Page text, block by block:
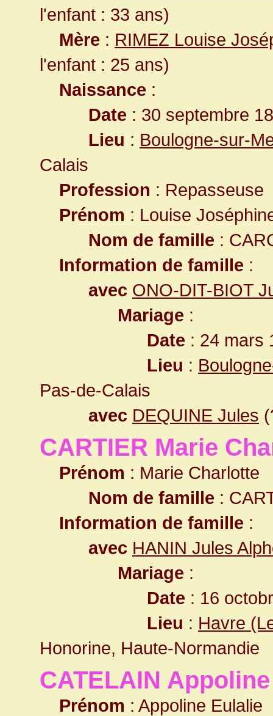
l'enfant : 33 ans)
Mère : RIMEZ Louise
l'enfant : 25 ans)
Naissance :
Date : 30 septembre
Lieu : Boulogne-sur-
Calais
Profession : Repasseuse
Prénom : Louise
Nom de famille :
Information de famille :
avec ONO-DIT-BIOT
Mariage :
Date : 24 mars
Lieu :
Pas-de-Calais
avec DEQUINE Jules
CARTIER Marie
Prénom : Marie Charlotte
Nom de famille :
Information de famille :
avec HANIN Jules
Mariage :
Date : 16
Lieu : Havre
Honorine, Haute-Normandie
CATELAIN
Prénom : Appoline Eulalie